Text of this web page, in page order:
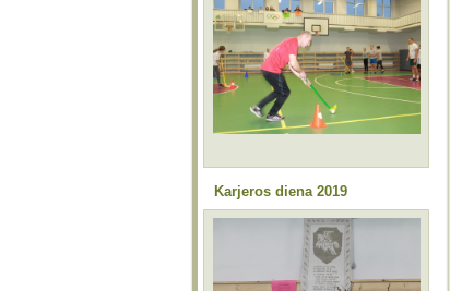
Karjeros diena 2019